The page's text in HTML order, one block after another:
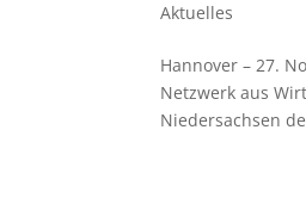
Aktuelles
Hannover – 27.
Netzwerk aus
Niedersachsen